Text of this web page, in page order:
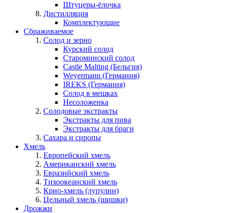
Штуцеры-ёлочка
Дистилляция
Комплектующие
Сбраживаемое
Солод и зерно
Курский солод
Староминский солод
Castle Malting (Бельгия)
Weyermann (Германия)
IREKS (Германия)
Солод в мешках
Несоложенка
Солодовые экстракты
Экстракты для пива
Экстракты для браги
Сахара и сиропы
Хмель
Европейский хмель
Американский хмель
Евразийский хмель
Тихоокеанский хмель
Крио-хмель (лупулин)
Цельный хмель (шишки)
Дрожжи